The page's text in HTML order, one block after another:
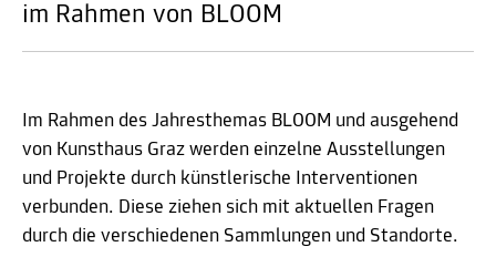
im Rahmen von BLOOM
Im Rahmen des Jahresthemas BLOOM und ausgehend
von Kunsthaus Graz werden einzelne Ausstellungen
und Projekte durch künstlerische Interventionen
verbunden. Diese ziehen sich mit aktuellen Fragen
durch die verschiedenen Sammlungen und Standorte.